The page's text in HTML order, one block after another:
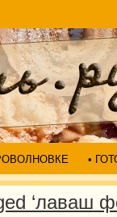
•
‘лаваш